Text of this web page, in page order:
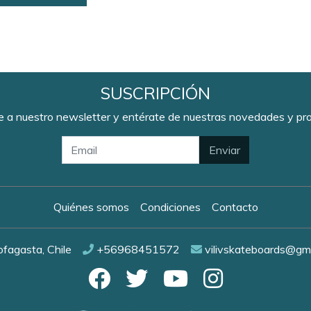
SUSCRIPCIÓN
a nuestro newsletter y entérate de nuestras novedades y
Enviar
Quiénes somos Condiciones Contacto
Chile +56968451572